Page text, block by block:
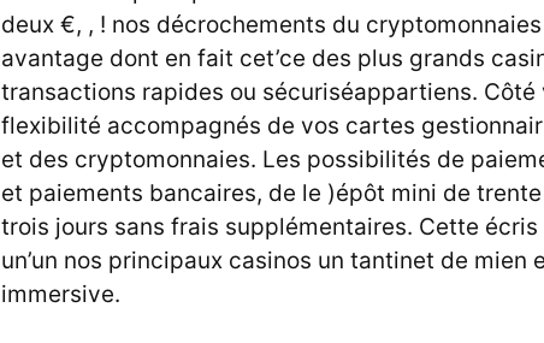
deux €, , ! nos décrochements du
avantage dont en fait cet’ce des plus grands
transactions rapides ou sécuriséappartiens.
flexibilité accompagnés de vos cartes
et des cryptomonnaies. Les possibilités de
et paiements bancaires, de le )épôt mini de
trois jours sans frais supplémentaires. Cette
un’un nos principaux casinos un tantinet de mien
immersive.